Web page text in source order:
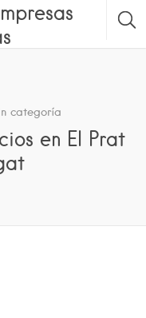
categoría
en El Prat